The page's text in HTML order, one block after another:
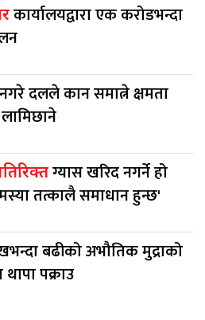
कार्यालयद्वारा एक करोडभन्दा
नगरे दलले कान समात्ने क्षमता
ग्यास खरिद नगर्ने हो
तत्कालै समाधान हुन्छ'
बढीको अभौतिक मुद्राको
थापा पक्राउ